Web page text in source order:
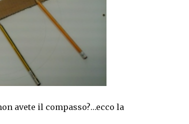
avete il compasso?…ecco la